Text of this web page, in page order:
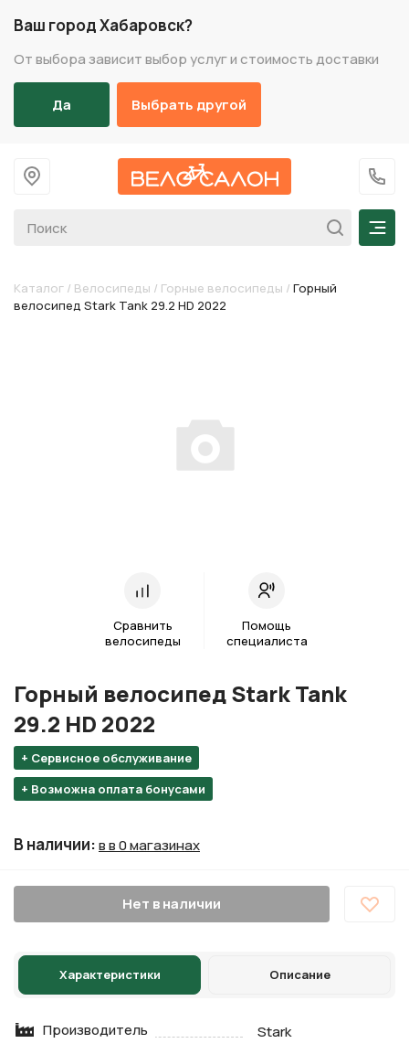
Ваш город Хабаровск?
От выбора зависит выбор услуг и стоимость доставки
Да Выбрать другой
На главную
+7
Каталог / Велосипеды / Горные велосипеды / Горный
велосипед Stark Tank 29.2 HD 2022
Сравнить
велосипеды
Помощь
специалиста
+ Сервисное обслуживание
+ Возможна оплата бонусами
Горный велосипед Stark Tank
29.2 HD 2022
В наличии:в в 0 магазинах
Нет в наличии
Характеристики Описание
Производитель
Stark